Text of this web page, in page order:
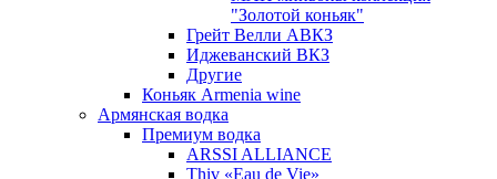
"Золотой коньяк"
Грейт Велли АВКЗ
Иджеванский ВКЗ
Другие
Коньяк Armenia wine
Армянская водка
Премиум водка
ARSSI ALLIANCE
Thiv «Eau de Vie»